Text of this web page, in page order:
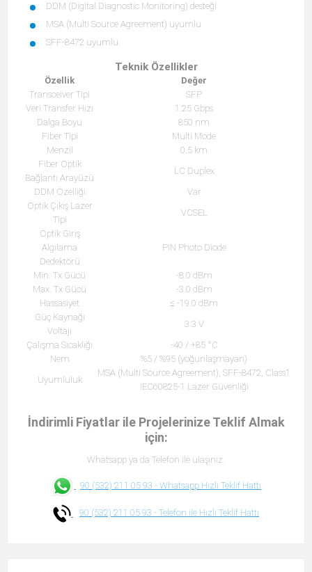
DDM (Digital Diagnostic Monitoring) desteği
MSA (Multi Source Agreement) uyumlu
SFF-8472 uyumlu
Teknik Özellikler
Özellik
Değer
Transceiver Tipi
SFP
Veri Transfer Hızı
1.25 Gbps
Dalga Boyu
850 nm
Fiber Tipi
Multi Mode
Menzil
0.5 km
Fiber Optik
Bağlantı Arayüzü
LC Duplex
DDM Özelliği
Var
Optik Çıkış Lazer
Tipi
VCSEL
Optik Giriş
Algılama
Dedektörü
PIN Photo Diode
Min. Tx Gücü
-8.0 dBm
Max. Tx Gücü
-3.0 dBm
Hassasiyet
≤ -19.0 dBm
Güç Kaynağı
Voltajı
3.3 V
Çalışma Sıcaklığı
-40 / +85 °C
Nem
%5 / %95 (yoğunlaşmayan)
Uyumluluk
MSA (Multi Source Agreement), SFF-8472, Class1
IEC60825-1 Lazer Güvenliği
İndirimli Fiyatlar ile Projelerinize Teklif Almak
için:
Whatsapp ya da Telefon ile ulaşınız.
90 (532) 211 05 93 - Whatsapp Hızlı Teklif Hattı
90 (532) 211 05 93 - Telefon ile Hızlı Teklif Hattı